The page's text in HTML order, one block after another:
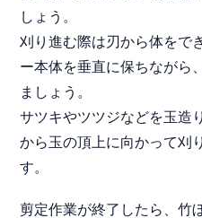
しょう。
刈り進む際は刃から体をで
ー本体を垂直に保ちながら
ましょう。
サツキやツツジなどを玉造
から玉の頂上に向かって刈
す。
剪定作業が終了したら、竹